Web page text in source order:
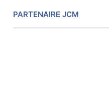
PARTENAIRE JCM